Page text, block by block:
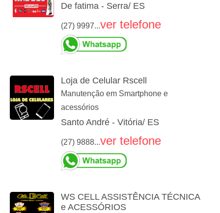
De fatima - Serra/ ES
(27) 9997...ver telefone
Loja de Celular Rscell
Manutenção em Smartphone e
acessórios
Santo André - Vitória/ ES
(27) 9888...ver telefone
WS CELL ASSISTÊNCIA TÉCNICA
e ACESSÓRIOS